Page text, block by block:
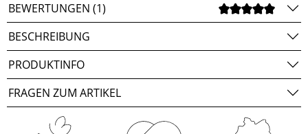
BEWERTUNGEN (1)
BESCHREIBUNG
PRODUKTINFO
FRAGEN ZUM ARTIKEL